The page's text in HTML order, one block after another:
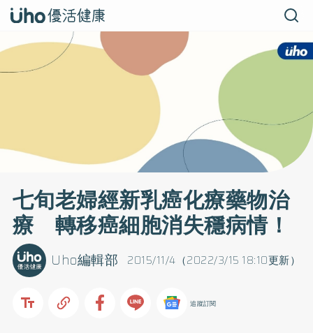
七旬老婦經新乳癌化療藥物治
療 轉移癌細胞消失穩病情！
2015/11/4（2022/3/15 18:10更新）
Uho編輯部
追蹤訂閱